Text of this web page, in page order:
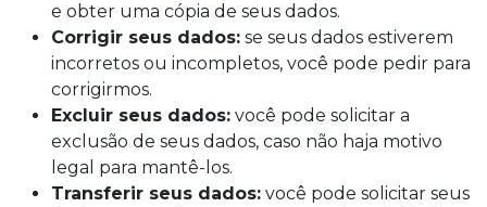
e obter uma cópia de seus dados.
Corrigir seus dados: se seus dados estiverem
incorretos ou incompletos, você pode pedir para
corrigirmos.
Excluir seus dados: você pode solicitar a
exclusão de seus dados, caso não haja motivo
legal para mantê-los.
Transferir seus dados: você pode solicitar seus